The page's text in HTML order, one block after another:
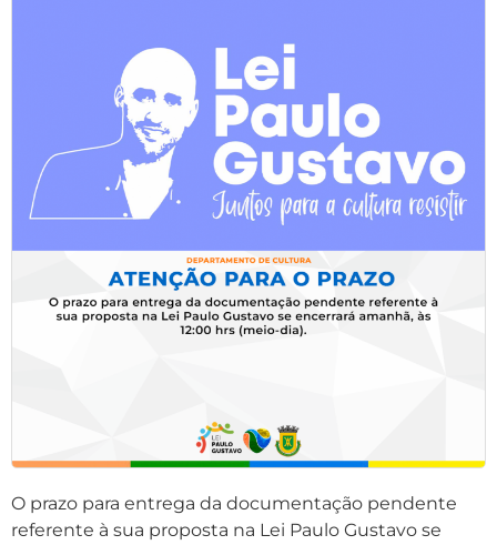
O prazo para entrega da documentação pendente
referente à sua proposta na Lei Paulo Gustavo se